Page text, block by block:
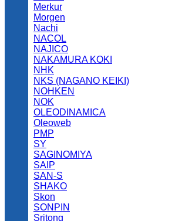
Merkur
Morgen
Nachi
NACOL
NAJICO
NAKAMURA KOKI
NHK
NKS (NAGANO KEIKI)
NOHKEN
NOK
OLEODINAMICA
Oleoweb
PMP
SY
SAGINOMIYA
SAIP
SAN-S
SHAKO
Skon
SONPIN
Sritong